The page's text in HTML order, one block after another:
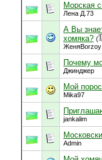
Морская
Лена Д.73
А Вы
хомяка? (
ЖеняBorzoy
Почему
Джинджер
Мой
Mika97
jankalim
Admin